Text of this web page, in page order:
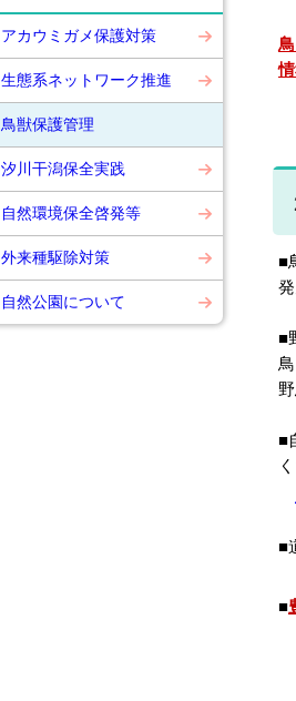
アカウミガメ保護対策
生態系ネットワーク推進
鳥獣保護管理
汐川干潟保全実践
自然環境保全啓発等
外来種駆除対策
自然公園について
■
■
■
■
■